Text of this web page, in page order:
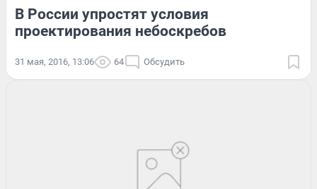
В России упростят условия
проектирования небоскребов
31 мая, 2016, 13:06 64 Обсудить